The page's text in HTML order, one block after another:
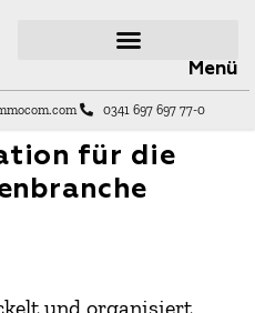
Menü
0341 697 697 77-0
für die
und organisiert